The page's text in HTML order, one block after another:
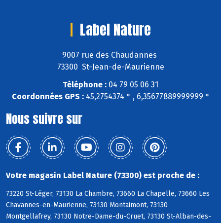
Label Nature
9007 rue des Chaudannes
73300 St-Jean-de-Maurienne
Téléphone : 04 79 05 06 31
Coordonnées GPS :45,2754374 ° , 6,35677889999999 °
Nous suivre sur
Votre magasin Label Nature (73300) est proche de :
73220 St-Léger, 73130 La Chambre, 73660 La Chapelle, 73660 Les
Chavannes-en-Maurienne, 73130 Montaimont, 73130
Montgellafrey, 73130 Notre-Dame-du-Cruet, 73130 St-Alban-des-